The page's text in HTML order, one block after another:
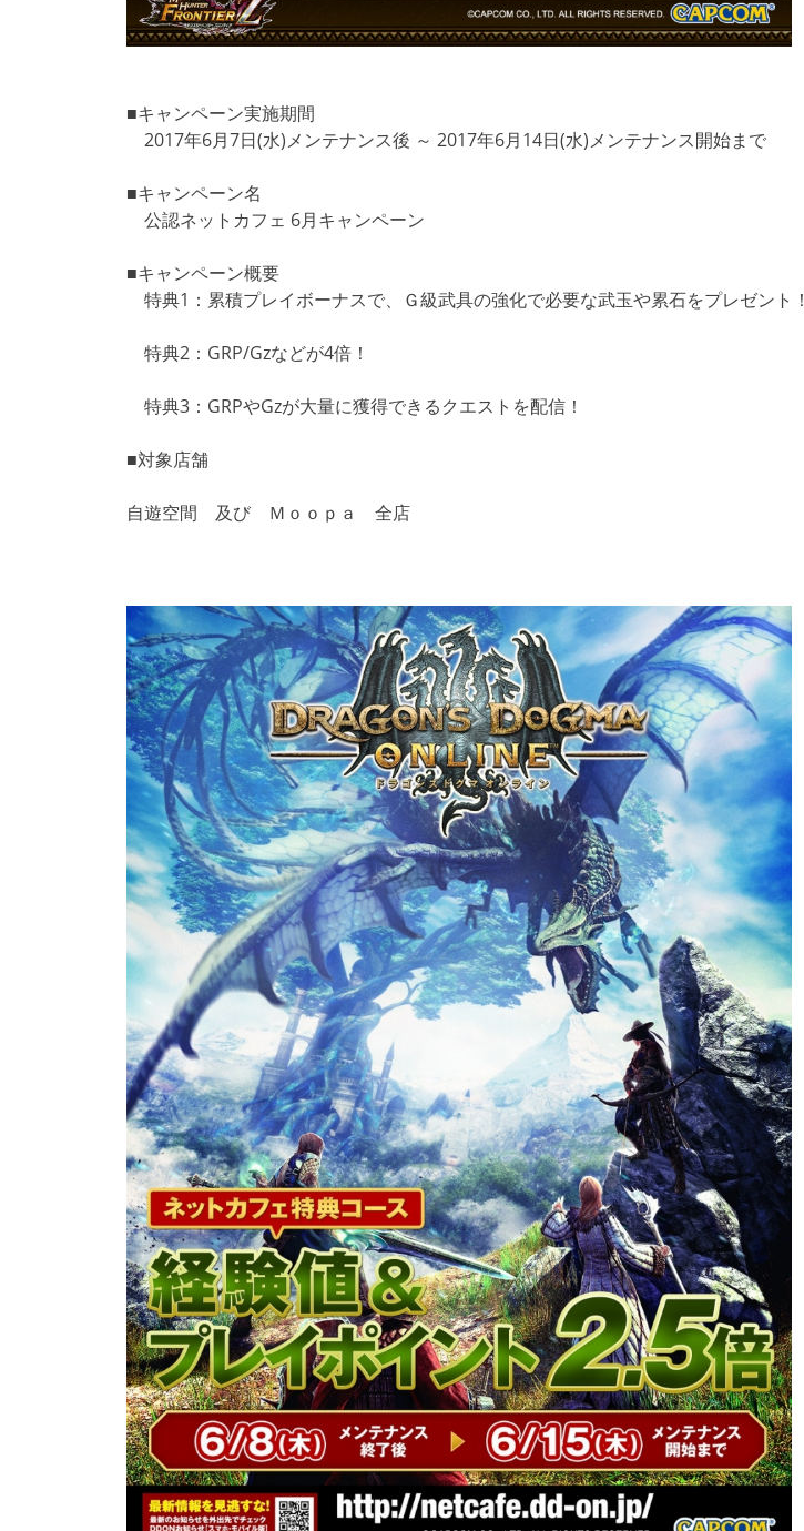
■キャンペーン実施期間
2017年6月7日(水)メンテナンス後 ～ 2017年6月14日(水)メンテナンス開始まで
■キャンペーン名
公認ネットカフェ 6月キャンペーン
■キャンペーン概要
特典1：累積プレイボーナスで、Ｇ級武具の強化で必要な武玉や累石をプレゼント！
特典2：GRP/Gzなどが4倍！
特典3：GRPやGzが大量に獲得できるクエストを配信！
■対象店舗
自遊空間 及び Ｍｏｏｐａ 全店